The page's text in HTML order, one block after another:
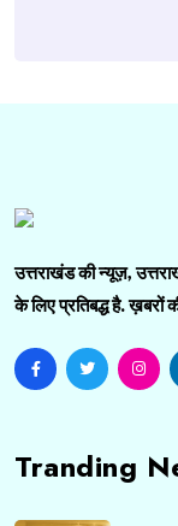
उत्तराखंड की न्यूज़,
के लिए प्रतिबद्ध है. ख़बरों
Tranding